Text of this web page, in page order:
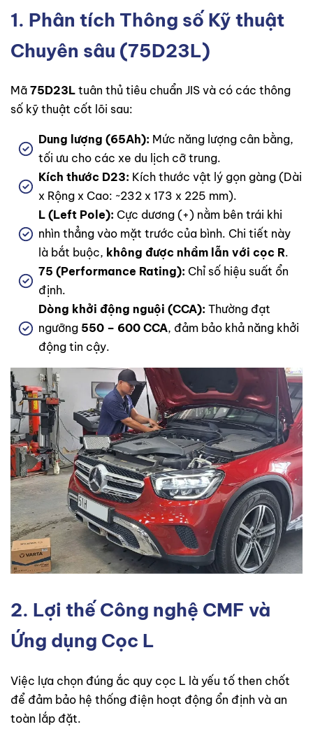
1. Phân tích Thông số Kỹ thuật
Chuyên sâu (75D23L)
Mã 75D23L tuân thủ tiêu chuẩn JIS và có các thông
số kỹ thuật cốt lõi sau:
Dung lượng (65Ah): Mức năng lượng cân bằng,
tối ưu cho các xe du lịch cỡ trung.
Kích thước D23: Kích thước vật lý gọn gàng (Dài
x Rộng x Cao: ~232 x 173 x 225 mm).
L (Left Pole): Cực dương (+) nằm bên trái khi
nhìn thẳng vào mặt trước của bình. Chi tiết này
là bắt buộc, không được nhầm lẫn với cọc R.
75 (Performance Rating): Chỉ số hiệu suất ổn
định.
Dòng khởi động nguội (CCA): Thường đạt
ngưỡng 550 – 600 CCA, đảm bảo khả năng khởi
động tin cậy.
2. Lợi thế Công nghệ CMF và
Ứng dụng Cọc L
Việc lựa chọn đúng ắc quy cọc L là yếu tố then chốt
để đảm bảo hệ thống điện hoạt động ổn định và an
toàn lắp đặt.